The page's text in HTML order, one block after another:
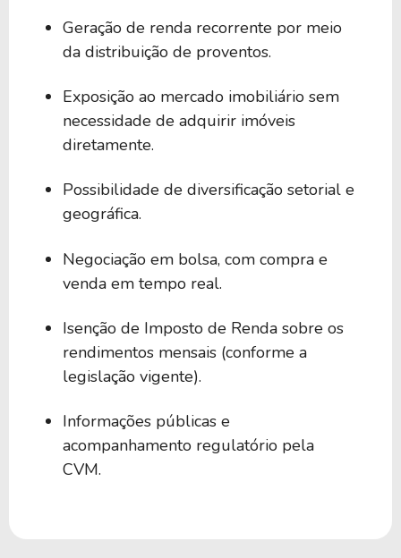
Geração de renda recorrente por meio
da distribuição de proventos.
Exposição ao mercado imobiliário sem
necessidade de adquirir imóveis
diretamente.
Possibilidade de diversificação setorial e
geográfica.
Negociação em bolsa, com compra e
venda em tempo real.
Isenção de Imposto de Renda sobre os
rendimentos mensais (conforme a
legislação vigente).
Informações públicas e
acompanhamento regulatório pela
CVM.